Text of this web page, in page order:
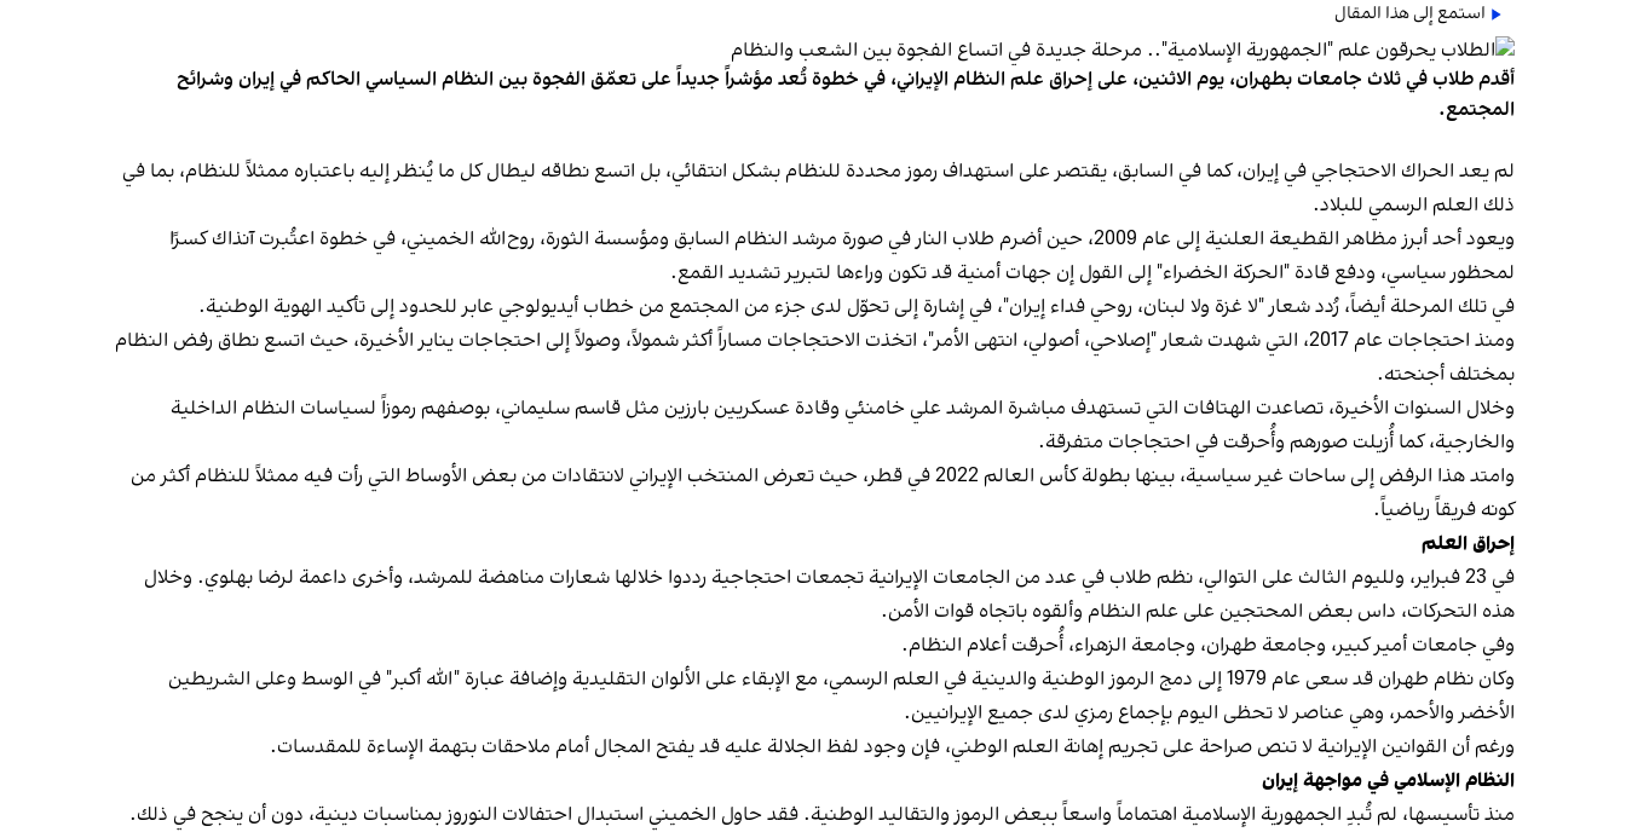
استمع إلى هذا المقال
أقدم طلاب في ثلاث جامعات بطهران، يوم الاثنين، على إحراق علم النظام الإيراني، في خطوة تُعد مؤشراً جديداً على تعمّق الفجوة بين النظام السياسي الحاكم في إيران وشرائح
المجتمع.
لم يعد الحراك الاحتجاجي في إيران، كما في السابق، يقتصر على استهداف رموز محددة للنظام بشكل انتقائي، بل اتسع نطاقه ليطال كل ما يُنظر إليه باعتباره ممثلاً للنظام، بما في
ذلك العلم الرسمي للبلاد.
ويعود أحد أبرز مظاهر القطيعة العلنية إلى عام 2009، حين أضرم طلاب النار في صورة مرشد النظام السابق ومؤسسة الثورة، روح‌الله الخميني، في خطوة اعتُبرت آنذاك كسرًا
لمحظور سياسي، ودفع قادة "الحركة الخضراء" إلى القول إن جهات أمنية قد تكون وراءها لتبرير تشديد القمع.
في تلك المرحلة أيضاً، رُدد شعار "لا غزة ولا لبنان، روحي فداء إيران"، في إشارة إلى تحوّل لدى جزء من المجتمع من خطاب أيديولوجي عابر للحدود إلى تأكيد الهوية الوطنية.
ومنذ احتجاجات عام 2017، التي شهدت شعار "إصلاحي، أصولي، انتهى الأمر"، اتخذت الاحتجاجات مساراً أكثر شمولاً، وصولاً إلى احتجاجات يناير الأخيرة، حيث اتسع نطاق رفض النظام
بمختلف أجنحته.
وخلال السنوات الأخيرة، تصاعدت الهتافات التي تستهدف مباشرة المرشد علي خامنئي وقادة عسكريين بارزين مثل قاسم سليماني، بوصفهم رموزاً لسياسات النظام الداخلية
والخارجية، كما أُزيلت صورهم وأُحرقت في احتجاجات متفرقة.
وامتد هذا الرفض إلى ساحات غير سياسية، بينها بطولة كأس العالم 2022 في قطر، حيث تعرض المنتخب الإيراني لانتقادات من بعض الأوساط التي رأت فيه ممثلاً للنظام أكثر من
كونه فريقاً رياضياً.
إحراق العلم
في 23 فبراير، ولليوم الثالث على التوالي، نظم طلاب في عدد من الجامعات الإيرانية تجمعات احتجاجية رددوا خلالها شعارات مناهضة للمرشد، وأخرى داعمة لرضا بهلوي. وخلال
هذه التحركات، داس بعض المحتجين على علم النظام وألقوه باتجاه قوات الأمن.
وفي جامعات أمير كبير، وجامعة طهران، وجامعة الزهراء، أُحرقت أعلام النظام.
وكان نظام طهران قد سعى عام 1979 إلى دمج الرموز الوطنية والدينية في العلم الرسمي، مع الإبقاء على الألوان التقليدية وإضافة عبارة "الله أكبر" في الوسط وعلى الشريطين
الأخضر والأحمر، وهي عناصر لا تحظى اليوم بإجماع رمزي لدى جميع الإيرانيين.
ورغم أن القوانين الإيرانية لا تنص صراحة على تجريم إهانة العلم الوطني، فإن وجود لفظ الجلالة عليه قد يفتح المجال أمام ملاحقات بتهمة الإساءة للمقدسات.
النظام الإسلامي في مواجهة إيران
منذ تأسيسها، لم تُبدِ الجمهورية الإسلامية اهتماماً واسعاً ببعض الرموز والتقاليد الوطنية. فقد حاول الخميني استبدال احتفالات النوروز بمناسبات دينية، دون أن ينجح في ذلك.